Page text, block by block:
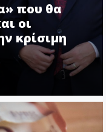
που θα
οι
κρίσιμη